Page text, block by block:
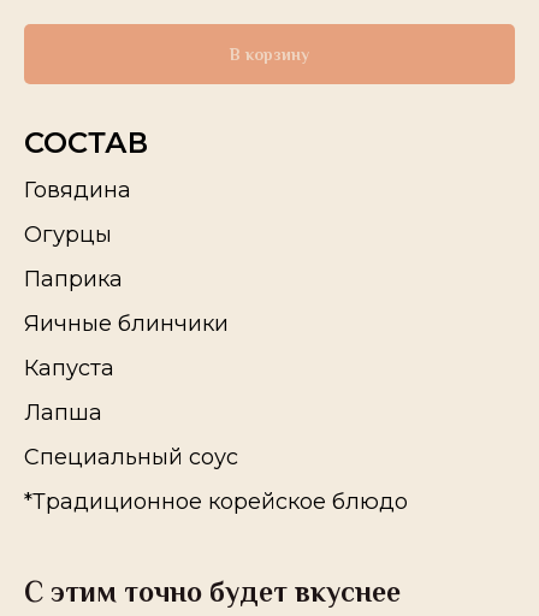
В корзину
СОСТАВ
Говядина
Огурцы
Паприка
Яичные блинчики
Капуста
Лапша
Специальный соус
*Традиционное корейское блюдо
С этим точно будет вкуснее